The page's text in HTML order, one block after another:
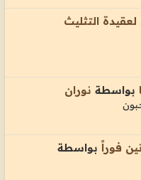
التثليث
بواسطة نوران
فوراً بواسطة